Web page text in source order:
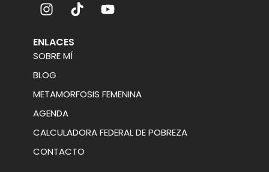
ENLACES
SOBRE MÍ
BLOG
METAMORFOSIS FEMENINA
AGENDA
CALCULADORA FEDERAL DE POBREZA
CONTACTO